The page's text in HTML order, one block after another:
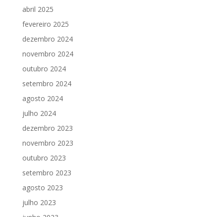
abril 2025
fevereiro 2025
dezembro 2024
novembro 2024
outubro 2024
setembro 2024
agosto 2024
julho 2024
dezembro 2023
novembro 2023
outubro 2023
setembro 2023
agosto 2023
julho 2023